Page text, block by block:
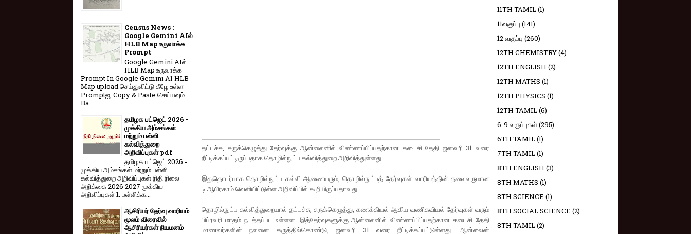
தட்டச்சு, சுருக்கெழுத்து தேர்வுக்கு ஆன்லைனில் விண்ணப்பிப்பதற்கான கடைசி தேதி ஜனவரி 31 வரை
நீட்டிக்கப்பட்டிருப்பதாக தொழில்நுட்ப கல்வித்துறை அறிவித்துள்ளது.
இதுதொடர்பாக தொழில்நுட்ப கல்வி ஆணையரும், தொழில்நுட்பத் தேர்வுகள் வாரியத்தின் தலைவருமான
டி.ஆபிரகாம் வெளியிட்டுள்ள அறிவிப்பில் கூறியிருப்பதாவது:
தொழில்நுட்ப கல்வித்துறையால் தட்டச்சு, சுருக்கெழுத்து, கணக்கியல் ஆகிய வணிகவியல் தேர்வுகள் வரும்
பிப்ரவரி மாதம் நடத்தப்பட உள்ளன. இத்தேர்வுகளுக்கு ஆன்லைனில் விண்ணப்பிப்பதற்கான கடைசி தேதி
மாணவர்களின் நலனை கருத்தில்கொண்டு, ஜனவரி 31 வரை நீட்டிக்கப்பட்டுள்ளது. ஆன்லைன்
Census News :
Google Gemini AIல்
HLB Map உருவாக்க
Prompt
Google Gemini AIல்
HLB Map உருவாக்க
Prompt In Google Gemini AI HLB
Map upload செய்துவிட்டு கீழே உள்ள
Promptஐ, Copy & Paste செய்யவும்.
Ba...
தமிழக பட்ஜெட் 2026 -
முக்கிய அம்சங்கள்
மற்றும் பள்ளி
கல்வித்துறை
அறிவிப்புகள் pdf
தமிழக பட்ஜெட் 2026 -
முக்கிய அம்சங்கள் மற்றும் பள்ளி
கல்வித்துறை அறிவிப்புகள் நிதி நிலை
அறிக்கை 2026 2027 முக்கிய
அறிவிப்புகள் 1. பள்ளிக்க...
ஆசிரியர் தேர்வு வாரியம்
மூலம் விரைவில்
ஆசிரியர்கள் நியமனம்
11TH TAMIL(1)
11வகுப்பு (141)
12 வகுப்பு (260)
12TH CHEMISTRY(4)
12TH ENGLISH (2)
12TH MATHS (1)
12TH PHYSICS (1)
12TH TAMIL(6)
6-9 வகுப்புகள்(295)
6TH TAMIL(1)
7TH TAMIL(1)
8TH ENGLISH (3)
8TH MATHS (1)
8TH SCIENCE (1)
8TH SOCIAL SCIENCE (2)
8TH TAMIL(2)